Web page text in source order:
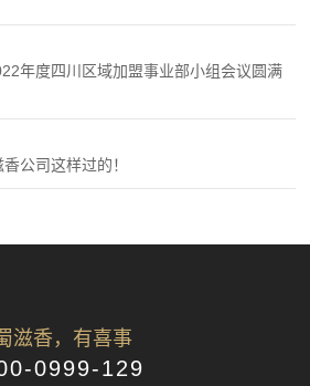
年度四川区域加盟事业部小组会议圆满
公司这样过的！
滋香，有喜事
0999-129